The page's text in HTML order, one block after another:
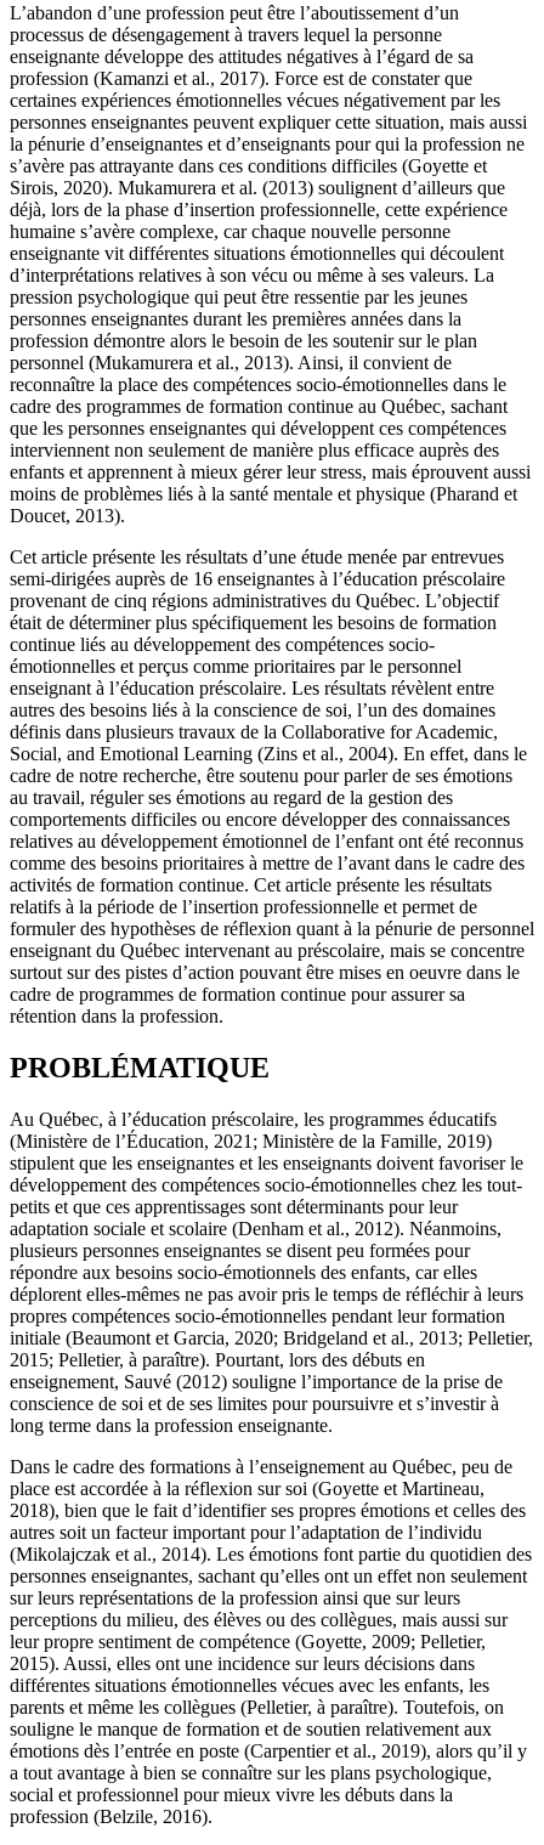
L’abandon d’une profession peut être l’aboutissement d’un
processus de désengagement à travers lequel la personne
enseignante développe des attitudes négatives à l’égard de sa
profession (Kamanzi et al., 2017). Force est de constater que
certaines expériences émotionnelles vécues négativement par les
personnes enseignantes peuvent expliquer cette situation, mais aussi
la pénurie d’enseignantes et d’enseignants pour qui la profession ne
s’avère pas attrayante dans ces conditions difficiles (Goyette et
Sirois, 2020). Mukamurera et al. (2013) soulignent d’ailleurs que
déjà, lors de la phase d’insertion professionnelle, cette expérience
humaine s’avère complexe, car chaque nouvelle personne
enseignante vit différentes situations émotionnelles qui découlent
d’interprétations relatives à son vécu ou même à ses valeurs. La
pression psychologique qui peut être ressentie par les jeunes
personnes enseignantes durant les premières années dans la
profession démontre alors le besoin de les soutenir sur le plan
personnel (Mukamurera et al., 2013). Ainsi, il convient de
reconnaître la place des compétences socio-émotionnelles dans le
cadre des programmes de formation continue au Québec, sachant
que les personnes enseignantes qui développent ces compétences
interviennent non seulement de manière plus efficace auprès des
enfants et apprennent à mieux gérer leur stress, mais éprouvent aussi
moins de problèmes liés à la santé mentale et physique (Pharand et
Doucet, 2013).
Cet article présente les résultats d’une étude menée par entrevues
semi-dirigées auprès de 16 enseignantes à l’éducation préscolaire
provenant de cinq régions administratives du Québec. L’objectif
était de déterminer plus spécifiquement les besoins de formation
continue liés au développement des compétences socio-
émotionnelles et perçus comme prioritaires par le personnel
enseignant à l’éducation préscolaire. Les résultats révèlent entre
autres des besoins liés à la conscience de soi, l’un des domaines
définis dans plusieurs travaux de la Collaborative for Academic,
Social, and Emotional Learning (Zins et al., 2004). En effet, dans le
cadre de notre recherche, être soutenu pour parler de ses émotions
au travail, réguler ses émotions au regard de la gestion des
comportements difficiles ou encore développer des connaissances
relatives au développement émotionnel de l’enfant ont été reconnus
comme des besoins prioritaires à mettre de l’avant dans le cadre des
activités de formation continue. Cet article présente les résultats
relatifs à la période de l’insertion professionnelle et permet de
formuler des hypothèses de réflexion quant à la pénurie de personnel
enseignant du Québec intervenant au préscolaire, mais se concentre
surtout sur des pistes d’action pouvant être mises en oeuvre dans le
cadre de programmes de formation continue pour assurer sa
rétention dans la profession.
PROBLÉMATIQUE
Au Québec, à l’éducation préscolaire, les programmes éducatifs
(Ministère de l’Éducation, 2021; Ministère de la Famille, 2019)
stipulent que les enseignantes et les enseignants doivent favoriser le
développement des compétences socio-émotionnelles chez les tout-
petits et que ces apprentissages sont déterminants pour leur
adaptation sociale et scolaire (Denham et al., 2012). Néanmoins,
plusieurs personnes enseignantes se disent peu formées pour
répondre aux besoins socio-émotionnels des enfants, car elles
déplorent elles-mêmes ne pas avoir pris le temps de réfléchir à leurs
propres compétences socio-émotionnelles pendant leur formation
initiale (Beaumont et Garcia, 2020; Bridgeland et al., 2013; Pelletier,
2015; Pelletier, à paraître). Pourtant, lors des débuts en
enseignement, Sauvé (2012) souligne l’importance de la prise de
conscience de soi et de ses limites pour poursuivre et s’investir à
long terme dans la profession enseignante.
Dans le cadre des formations à l’enseignement au Québec, peu de
place est accordée à la réflexion sur soi (Goyette et Martineau,
2018), bien que le fait d’identifier ses propres émotions et celles des
autres soit un facteur important pour l’adaptation de l’individu
(Mikolajczak et al., 2014). Les émotions font partie du quotidien des
personnes enseignantes, sachant qu’elles ont un effet non seulement
sur leurs représentations de la profession ainsi que sur leurs
perceptions du milieu, des élèves ou des collègues, mais aussi sur
leur propre sentiment de compétence (Goyette, 2009; Pelletier,
2015). Aussi, elles ont une incidence sur leurs décisions dans
différentes situations émotionnelles vécues avec les enfants, les
parents et même les collègues (Pelletier, à paraître). Toutefois, on
souligne le manque de formation et de soutien relativement aux
émotions dès l’entrée en poste (Carpentier et al., 2019), alors qu’il y
a tout avantage à bien se connaître sur les plans psychologique,
social et professionnel pour mieux vivre les débuts dans la
profession (Belzile, 2016).